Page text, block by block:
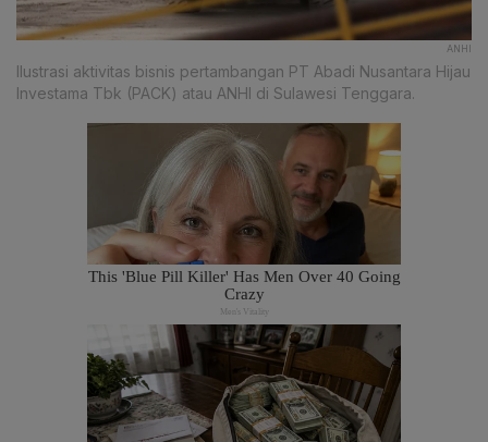
ANHI
Ilustrasi aktivitas bisnis pertambangan PT Abadi Nusantara Hijau
Investama Tbk (PACK) atau ANHI di Sulawesi Tenggara.